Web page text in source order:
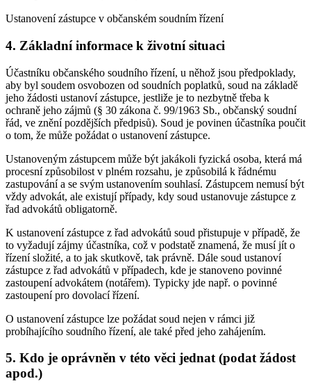
Ustanovení zástupce v občanském soudním řízení
4. Základní informace k životní situaci
Účastníku občanského soudního řízení, u něhož jsou předpoklady,
aby byl soudem osvobozen od soudních poplatků, soud na základě
jeho žádosti ustanoví zástupce, jestliže je to nezbytně třeba k
ochraně jeho zájmů (§ 30 zákona č. 99/1963 Sb., občanský soudní
řád, ve znění pozdějších předpisů). Soud je povinen účastníka poučit
o tom, že může požádat o ustanovení zástupce.
Ustanoveným zástupcem může být jakákoli fyzická osoba, která má
procesní způsobilost v plném rozsahu, je způsobilá k řádnému
zastupování a se svým ustanovením souhlasí. Zástupcem nemusí být
vždy advokát, ale existují případy, kdy soud ustanovuje zástupce z
řad advokátů obligatorně.
K ustanovení zástupce z řad advokátů soud přistupuje v případě, že
to vyžadují zájmy účastníka, což v podstatě znamená, že musí jít o
řízení složité, a to jak skutkově, tak právně. Dále soud ustanoví
zástupce z řad advokátů v případech, kde je stanoveno povinné
zastoupení advokátem (notářem). Typicky jde např. o povinné
zastoupení pro dovolací řízení.
O ustanovení zástupce lze požádat soud nejen v rámci již
probíhajícího soudního řízení, ale také před jeho zahájením.
5. Kdo je oprávněn v této věci jednat (podat žádost
apod.)